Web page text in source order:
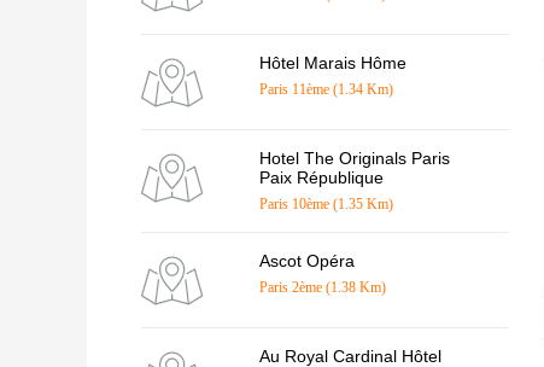
Hôtel Marais Hôme
Paris 11ème (1.34 Km)
Hotel The Originals Paris
Paix République
Paris 10ème (1.35 Km)
Ascot Opéra
Paris 2ème (1.38 Km)
Au Royal Cardinal Hôtel